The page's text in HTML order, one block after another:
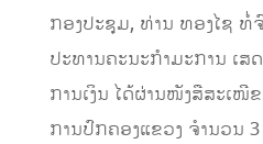
ກອງປະຊຸມ, ທ່ານ ທອງໄຊ ທໍ່
ປະທານຄະນະກໍາມະການ ເ
ການເງິນ ໄດ້ຜ່ານໜັງສືສະເໜີ
ການປົກຄອງແຂວງ ຈໍານວນ